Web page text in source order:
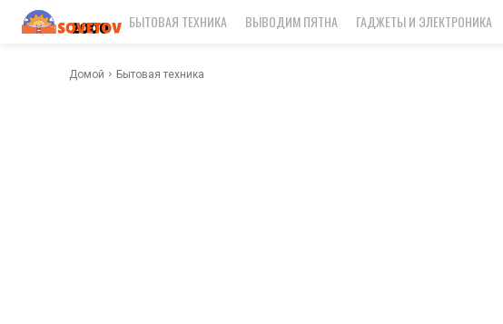
БЫТОВАЯ ТЕХНИКА ВЫВОДИМ ПЯТНА ГАДЖЕТЫ И ЭЛЕКТРОНИКА
Домой Бытовая техника